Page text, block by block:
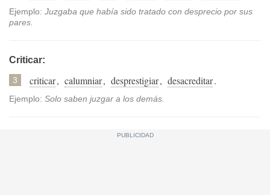
Ejemplo: Juzgaba que había sido tratado con desprecio por sus
pares.
Criticar:
3 criticar, calumniar, desprestigiar, desacreditar.
Ejemplo: Solo saben juzgar a los demás.